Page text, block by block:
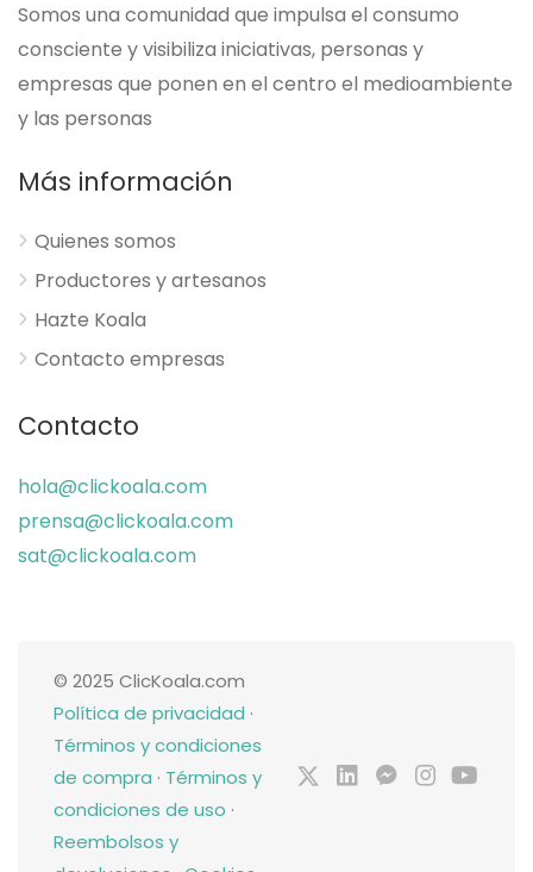
Somos una comunidad que impulsa el consumo
consciente y visibiliza iniciativas, personas y
empresas que ponen en el centro el medioambiente
y las personas
Más información
Quienes somos
Productores y artesanos
Hazte Koala
Contacto empresas
Contacto
hola@clickoala.com
prensa@clickoala.com
sat@clickoala.com
© 2025 ClicKoala.com
Política de privacidad ·
Términos y condiciones
de compra · Términos y
condiciones de uso ·
Reembolsos y